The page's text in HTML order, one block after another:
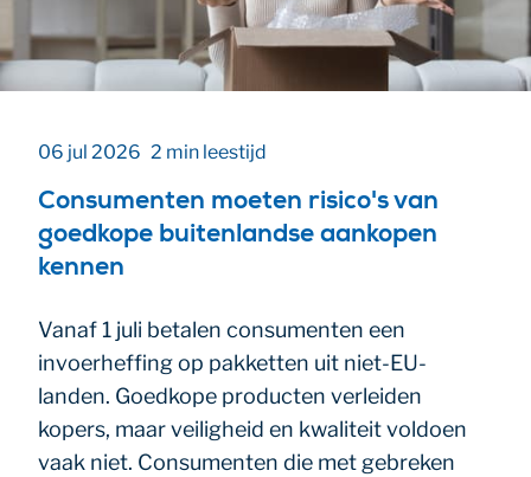
06 jul 2026 2 min leestijd
Consumenten moeten risico's van
goedkope buitenlandse aankopen
kennen
Vanaf 1 juli betalen consumenten een
invoerheffing op pakketten uit niet-EU-
landen. Goedkope producten verleiden
kopers, maar veiligheid en kwaliteit voldoen
vaak niet. Consumenten die met gebreken